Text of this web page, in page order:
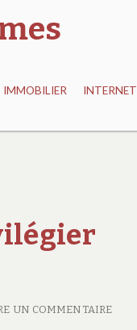
IMMOBILIER INTERNET
UN COMMENTAIRE